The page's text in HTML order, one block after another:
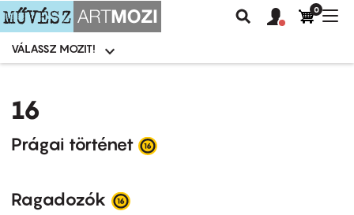
tartalomra
Moziválasztó
menü
VÁLASSZ MOZIT!
Keresés
Felhasználói
fiók
0
16
Prágai történet
Ragadozók